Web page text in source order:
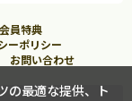
会員特典
ーポリシー
お問い合わせ
の最適な提供、ト